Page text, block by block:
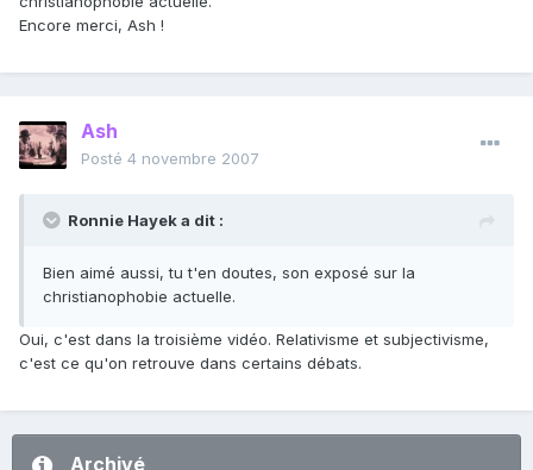
Encore merci, Ash !
Ash
Posté 4 novembre 2007
Ronnie Hayek a dit :
Bien aimé aussi, tu t'en doutes, son exposé sur la
christianophobie actuelle.
Oui, c'est dans la troisième vidéo. Relativisme et subjectivisme,
c'est ce qu'on retrouve dans certains débats.
Archivé